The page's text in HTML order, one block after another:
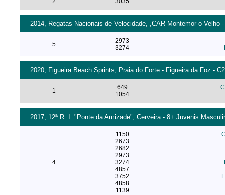
2014, Regatas Nacionais de Velocidade, ,CAR Montemor-o-
5
2973
3274
2020, Figueira Beach Sprints, Praia do Forte - Figueira da Foz -
1
649
1054
2017, 12ª R. I. "Ponte da Amizade", Cerveira - 8+ Juvenis
4
1150
2673
2682
2973
3274
4857
3752
4858
1139